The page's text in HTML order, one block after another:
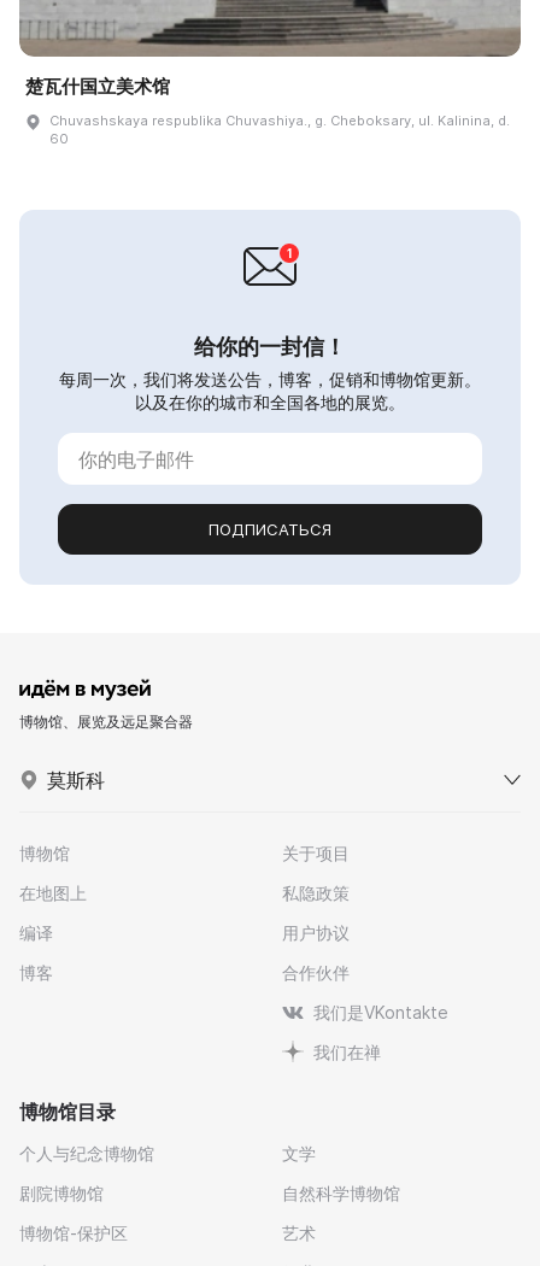
楚瓦什国立美术馆
Chuvashskaya respublika Chuvashiya., g. Cheboksary, ul. Kalinina, d.
60
给你的一封信！
每周一次，我们将发送公告，博客，促销和博物馆更新。
以及在你的城市和全国各地的展览。
ПОДПИСАТЬСЯ
博物馆、展览及远足聚合器
莫斯科
博物馆
在地图上
编译
博客
关于项目
私隐政策
用户协议
合作伙伴
我们是VKontakte
我们在禅
博物馆目录
个人与纪念博物馆
剧院博物馆
博物馆-保护区
文学
自然科学博物馆
艺术